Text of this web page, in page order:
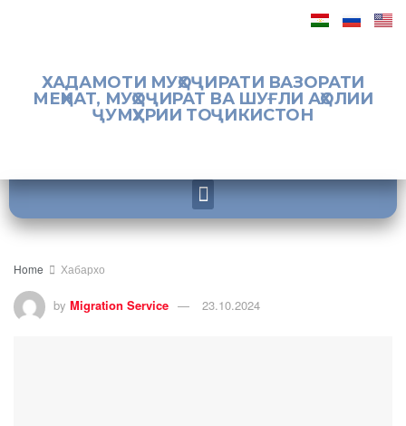
ХАДАМОТИ МУҲОҶИРАТИ ВАЗОРАТИ
МЕҲНАТ, МУҲОҶИРАТ ВА ШУҒЛИ АҲОЛИИ
ҶУМҲУРИИ ТОҶИКИСТОН
Home Хабархо
by Migration Service 23.10.2024